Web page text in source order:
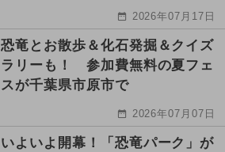
2026年07月17日
恐竜とお散歩＆化石発掘＆クイズ
ラリーも！ 参加費無料の夏フェ
スが千葉県市原市で
2026年07月07日
いよいよ開幕！「恐竜パーク」が